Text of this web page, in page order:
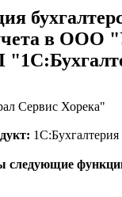
в ООО
Сервис Хорека"
1С:Бухгалтерия
следующие